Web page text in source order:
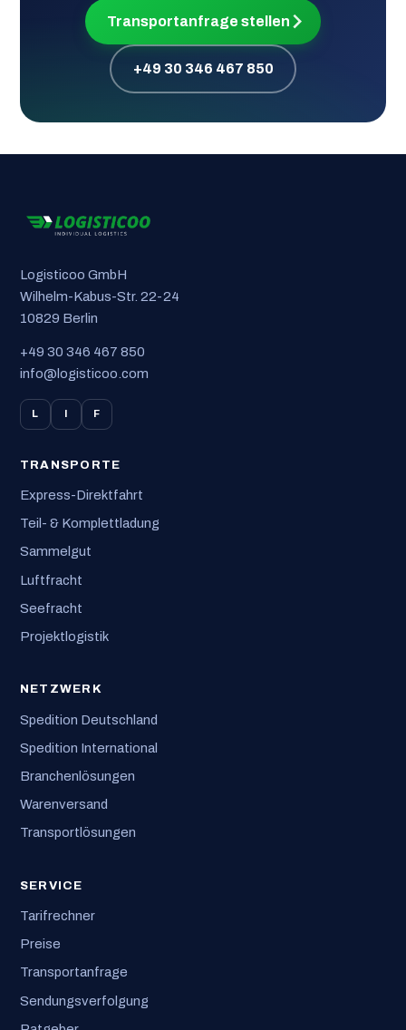
Transportanfrage stellen
+49 30 346 467 850
Logisticoo GmbH
Wilhelm-Kabus-Str. 22-24
10829 Berlin
+49 30 346 467 850
info@logisticoo.com
L F
TRANSPORTE
Express-Direktfahrt
Teil- & Komplettladung
Sammelgut
Luftfracht
Seefracht
Projektlogistik
NETZWERK
Spedition Deutschland
Spedition International
Branchenlösungen
Warenversand
Transportlösungen
SERVICE
Tarifrechner
Preise
Transportanfrage
Sendungsverfolgung